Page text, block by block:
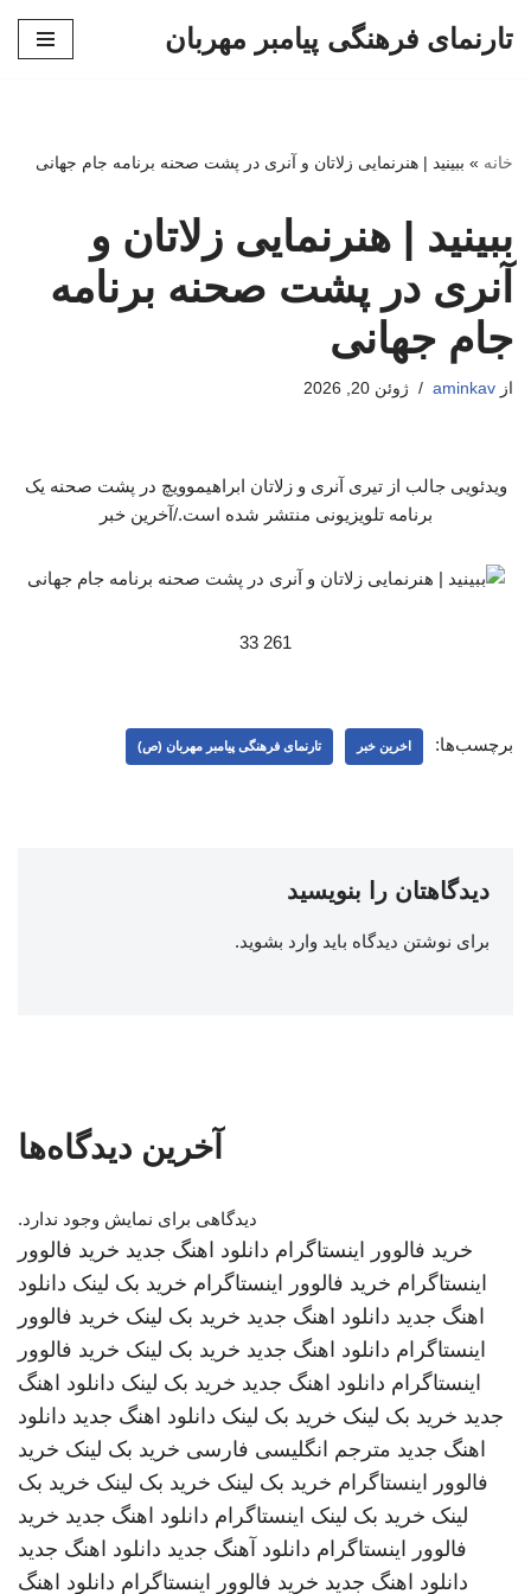
تارنمای فرهنگی پیامبر مهربان
خانه » ببینید | هنرنمایی زلاتان و آنری در پشت صحنه برنامه جام جهانی
ببینید | هنرنمایی زلاتان و
آنری در پشت صحنه برنامه
جام جهانی
از aminkav ژوئن 20, 2026
ویدئویی جالب از تیری آنری و زلاتان ابراهیموویچ در پشت صحنه یک
برنامه تلویزیونی منتشر شده است./آخرین خبر
261 33
برچسب‌ها: اخرین خبر تارنمای فرهنگی پیامبر مهربان (ص)
دیدگاهتان را بنویسید
برای نوشتن دیدگاه باید وارد بشوید.
آخرین دیدگاه‌ها
دیدگاهی برای نمایش وجود ندارد.
خرید فالوور اینستاگرام دانلود اهنگ جدید خرید فالوور
اینستاگرام خرید فالوور اینستاگرام خرید بک لینک دانلود
اهنگ جدید دانلود اهنگ جدید خرید بک لینک خرید فالوور
اینستاگرام دانلود اهنگ جدید خرید بک لینک خرید فالوور
اینستاگرام دانلود اهنگ جدید خرید بک لینک دانلود اهنگ
جدید خرید بک لینک خرید بک لینک دانلود اهنگ جدید دانلود
اهنگ جدید مترجم انگلیسی فارسی خرید بک لینک خرید
فالوور اینستاگرام خرید بک لینک خرید بک لینک خرید بک
لینک خرید بک لینک اینستاگرام دانلود اهنگ جدید خرید
فالوور اینستاگرام دانلود آهنگ جدید دانلود اهنگ جدید
دانلود اهنگ جدید خرید فالوور اینستاگرام دانلود اهنگ